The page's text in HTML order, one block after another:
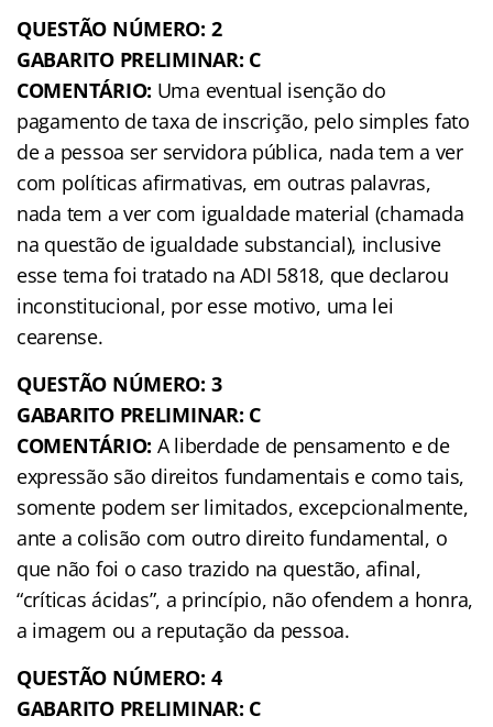
QUESTÃO NÚMERO: 2
GABARITO PRELIMINAR: C
COMENTÁRIO: Uma eventual isenção do
pagamento de taxa de inscrição, pelo simples fato
de a pessoa ser servidora pública, nada tem a ver
com políticas afirmativas, em outras palavras,
nada tem a ver com igualdade material (chamada
na questão de igualdade substancial), inclusive
esse tema foi tratado na ADI 5818, que declarou
inconstitucional, por esse motivo, uma lei
cearense.
QUESTÃO NÚMERO: 3
GABARITO PRELIMINAR: C
COMENTÁRIO: A liberdade de pensamento e de
expressão são direitos fundamentais e como tais,
somente podem ser limitados, excepcionalmente,
ante a colisão com outro direito fundamental, o
que não foi o caso trazido na questão, afinal,
“críticas ácidas”, a princípio, não ofendem a honra,
a imagem ou a reputação da pessoa.
QUESTÃO NÚMERO: 4
GABARITO PRELIMINAR: C